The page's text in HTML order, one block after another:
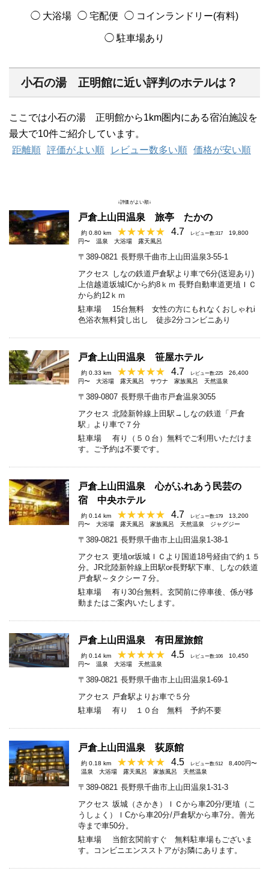
◯ 大浴場 ◯ 宅配便 ◯ コインランドリー(有料)
◯ 駐車場あり
小石の湯 正明館に近い評判のホテルは？
ここでは小石の湯 正明館から1km圏内にある宿泊施設を
最大で10件ご紹介しています。
距離順 評価がよい順 レビュー数多い順 価格が安い順
↓評価がよい順↓
戸倉上山田温泉 旅亭 たかの
約 0.80 km 4.7 レビュー数:317
19,800
円〜
温泉 大浴場 露天風呂
〒389-0821 長野県千曲市上山田温泉3-55-1
アクセス しなの鉄道戸倉駅より車で6分(送迎あり)
上信越道坂城ICから約8ｋｍ 長野自動車道更埴ＩＣ
から約12ｋｍ
駐車場
15台無料 女性の方にもれなくおしゃれi
色浴衣無料貸し出し 徒歩2分コンビニあり
戸倉上山田温泉 笹屋ホテル
約 0.33 km 4.7 レビュー数:225
26,400
円〜
大浴場 露天風呂 サウナ 家族風呂 天然温泉
〒389-0807 長野県千曲市戸倉温泉3055
アクセス 北陸新幹線上田駅→しなの鉄道「戸倉
駅」より車で７分
駐車場
有り（５０台）無料でご利用いただけま
す。ご予約は不要です。
戸倉上山田温泉 心がふれあう民芸の
宿 中央ホテル
約 0.14 km 4.7 レビュー数:179
13,200
円〜
大浴場 露天風呂 家族風呂 天然温泉 ジャグジー
〒389-0821 長野県千曲市上山田温泉1-38-1
アクセス 更埴or坂城ＩＣより国道18号経由で約１５
分。JR北陸新幹線上田駅or長野駅下車、しなの鉄道
戸倉駅～タクシー７分。
駐車場
有り30台無料。玄関前に停車後、係が移
動またはご案内いたします。
戸倉上山田温泉 有田屋旅館
約 0.14 km 4.5 レビュー数:106
10,450
円〜
温泉 大浴場 天然温泉
〒389-0821 長野県千曲市上山田温泉1-69-1
アクセス 戸倉駅よりお車で５分
駐車場
有り １０台 無料 予約不要
戸倉上山田温泉 荻原館
約 0.18 km 4.5 レビュー数:512
8,400円〜
温泉
大浴場 露天風呂 家族風呂 天然温泉
〒389-0821 長野県千曲市上山田温泉1-31-3
アクセス 坂城（さかき）ＩＣから車20分/更埴（こ
うしょく）ＩCから車20分/戸倉駅から車7分。善光
寺まで車50分。
駐車場
当館玄関前すぐ 無料駐車場もございま
す。コンビニエンスストアがお隣にあります。